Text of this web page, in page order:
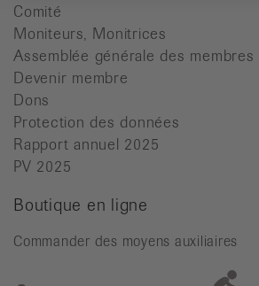
Comité
Moniteurs, Monitrices
Assemblée générale des
Devenir membre
Dons
Protection des données
Rapport annuel 2025
PV 2025
Boutique en ligne
Commander des moyens auxiliaires